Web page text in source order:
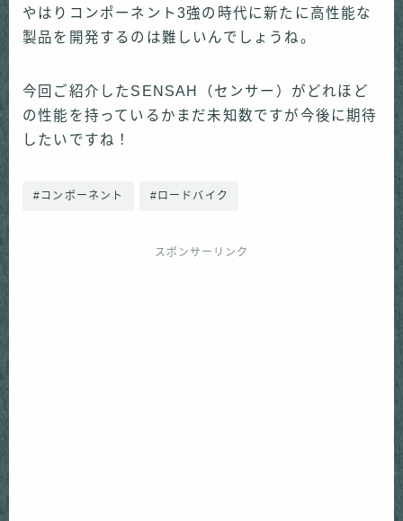
やはりコンポーネント 3強の時代に新たに高性能な
製品を開発するのは難しいんでしょうね。
今回ご紹介した SENSAH
（センサー）がどれほど
の性能を持っているかまだ未知数ですが今後に期待
したいですね！
#コンポーネント #ロードバイク
スポンサーリンク